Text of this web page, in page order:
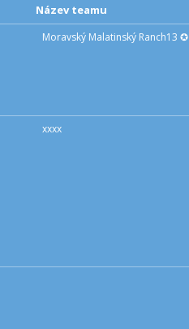
Název teamu
Moravský Malatinský Ranch13 ✪
xxxx